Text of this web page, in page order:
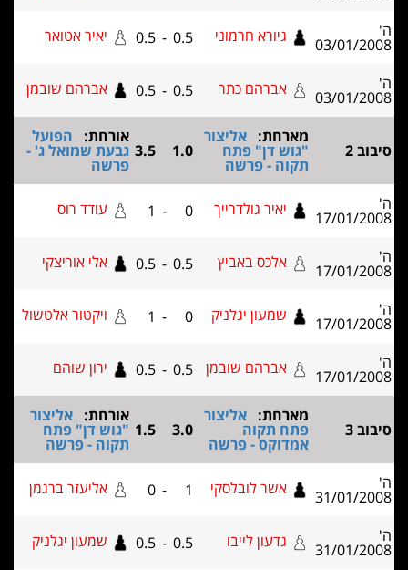
ה'
03/01/2008 גיורא חרמוני 0.5
-
0.5 יאיר אטואר
ה'
03/01/2008 אברהם כתר 0.5
-
0.5 אברהם שובמן
סיבוב 2
מארחת: אליצור
"גוש דן" פתח
תקוה - פרשה
1.0
3.5
אורחת: הפועל
גבעת שמואל ג' -
פרשה
ה'
17/01/2008 יאיר גולדרייך 0
-
1 עודד רוס
ה'
17/01/2008 אלכס באביץ 0.5
-
0.5 אלי אוריצקי
ה'
17/01/2008 שמעון יגלניק 0
-
1 ויקטור אלטשול
ה'
17/01/2008 אברהם שובמן 0.5
-
0.5 ירון שוהם
סיבוב 3
מארחת: אליצור
פתח תקוה
אמדוקס - פרשה
3.0
1.5
אורחת: אליצור
"גוש דן" פתח
תקוה - פרשה
ה'
31/01/2008 אשר לובלסקי 1
-
0 אליעזר ברגמן
ה'
31/01/2008 גדעון לייבו 0.5
-
0.5 שמעון יגלניק